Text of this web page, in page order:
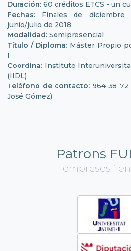
Duración: 60 créditos ETCS - un
Fechas: Finales de diciembre
junio/julio de 2018
Modalidad: Semipresencial
Título / Diploma: Máster Propio
I
Coordina: Instituto
(IIDL)
Teléfono de contacto: 964 38 72
José Gómez)
Patrons
empreses i